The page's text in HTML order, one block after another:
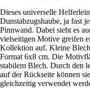
Dieses universelle
Dunstabzugshaube, ja fast
Pinnwand. Dabei sieht es
vielseitigen Motive greifen
Kollektion auf. Kleine
Format 6x8 cm. Die
stabilem Blech. Durch den
auf der Rückseite können
gleichzeitig verwendet